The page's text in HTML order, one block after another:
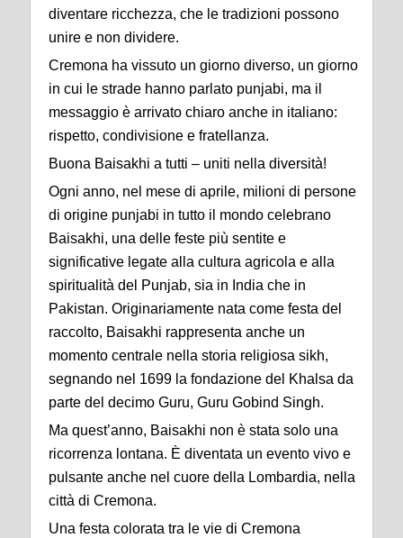
diventare ricchezza, che le tradizioni possono
unire e non dividere.
Cremona ha vissuto un giorno diverso, un giorno
in cui le strade hanno parlato punjabi, ma il
messaggio è arrivato chiaro anche in italiano:
rispetto, condivisione e fratellanza.
Buona Baisakhi a tutti – uniti nella diversità!
Ogni anno, nel mese di aprile, milioni di persone
di origine punjabi in tutto il mondo celebrano
Baisakhi, una delle feste più sentite e
significative legate alla cultura agricola e alla
spiritualità del Punjab, sia in India che in
Pakistan. Originariamente nata come festa del
raccolto, Baisakhi rappresenta anche un
momento centrale nella storia religiosa sikh,
segnando nel 1699 la fondazione del Khalsa da
parte del decimo Guru, Guru Gobind Singh.
Ma quest’anno, Baisakhi non è stata solo una
ricorrenza lontana. È diventata un evento vivo e
pulsante anche nel cuore della Lombardia, nella
città di Cremona.
Una festa colorata tra le vie di Cremona